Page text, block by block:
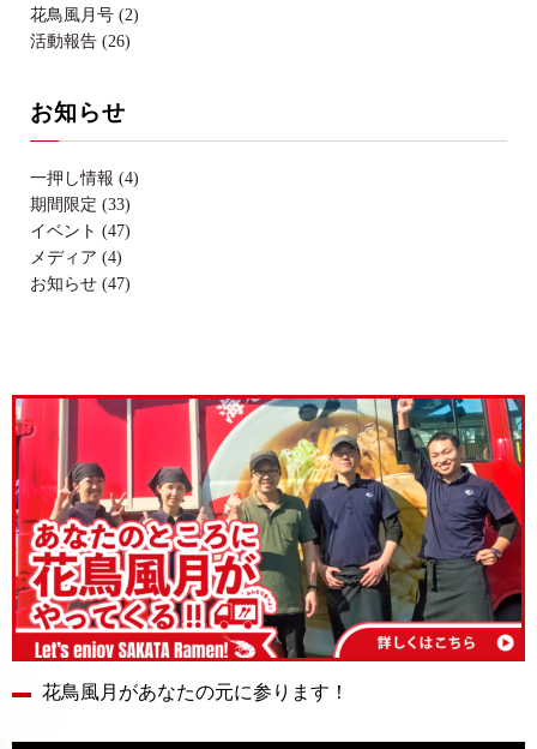
花鳥風月号 (2)
活動報告 (26)
お知らせ
一押し情報 (4)
期間限定 (33)
イベント (47)
メディア (4)
お知らせ (47)
花鳥風月があなたの元に参ります！